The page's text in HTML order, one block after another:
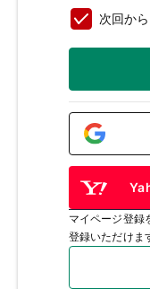
次回か
マイページ登録
登録いただけま